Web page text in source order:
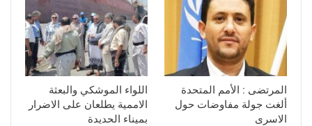
المرتضى : الأمم المتحدة
ألغت جولة مفاوضات حول
الاسرى
اللواء الموشكي والبعثة
الاممية يطلعان على الاضرار
بميناء الحديدة